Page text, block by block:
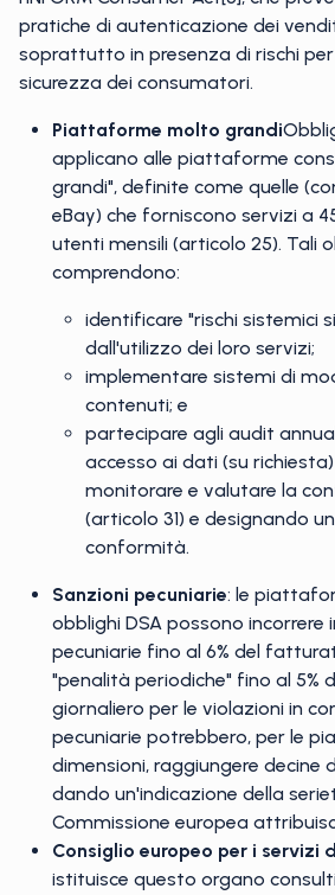
pratiche di autenticazione dei
soprattutto in presenza di rischi
sicurezza dei consumatori.
Piattaforme molto grandi
applicano alle piattaforme
grandi", definite come quelle
eBay) che forniscono servizi a
utenti mensili (articolo 25). Tali
comprendono:
identificare "rischi sistemici
dall'utilizzo dei loro servizi;
implementare sistemi di
contenuti; e
partecipare agli audit
accesso ai dati (su
monitorare e valutare la
(articolo 31) e designando
conformità.
Sanzioni pecuniarie: le
obblighi DSA possono incorrere
pecuniarie fino al 6% del
"penalità periodiche" fino al
giornaliero per le violazioni in
pecuniarie potrebbero, per le
dimensioni, raggiungere decine
dando un'indicazione della
Commissione europea
Consiglio europeo per i servizi
istituisce questo organo